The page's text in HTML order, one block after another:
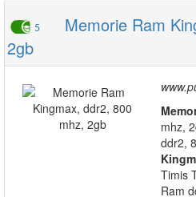
5
Memorie Ram
2gb
mhz,
ddr2,
Timis
Ram